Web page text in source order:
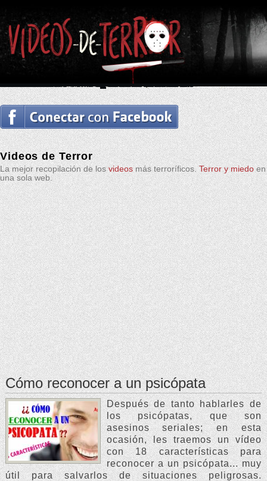
Videos de Terror
La mejor recopilación de losvideosmás terroríficos.Terror y miedoen
una sola web.
Cómo reconocer a un psicópata
Después de tanto hablarles de
los psicópatas, que son
asesinos seriales; en esta
ocasión, les traemos un vídeo
con 18 características para
reconocer a un psicópata... muy
útil para salvarlos de situaciones peligrosas.